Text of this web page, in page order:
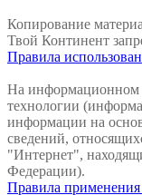
Копирование
Твой Континент
Правила
На информационном
технологии
информации на
сведений,
"Интернет",
Федерации).
Правила применения